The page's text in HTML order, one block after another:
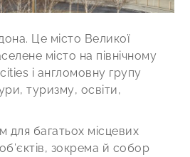
Це місто Великої
місто на північному
і англомовну групу
туризму, освіти,
багатьох місцевих
зокрема й собор